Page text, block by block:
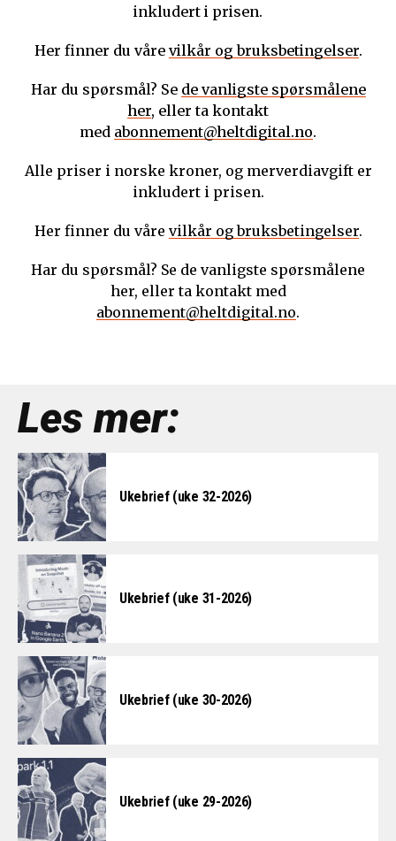
inkludert i prisen.
Her finner du våre vilkår og bruksbetingelser.
Har du spørsmål? Se de vanligste spørsmålene
her, eller ta kontakt
med abonnement@heltdigital.no.
Alle priser i norske kroner, og merverdiavgift er
inkludert i prisen.
Her finner du våre vilkår og bruksbetingelser.
Har du spørsmål? Se de vanligste spørsmålene
her, eller ta kontakt med
abonnement@heltdigital.no.
Les mer:
Ukebrief (uke 32-2026)
Ukebrief (uke 31-2026)
Ukebrief (uke 30-2026)
Ukebrief (uke 29-2026)